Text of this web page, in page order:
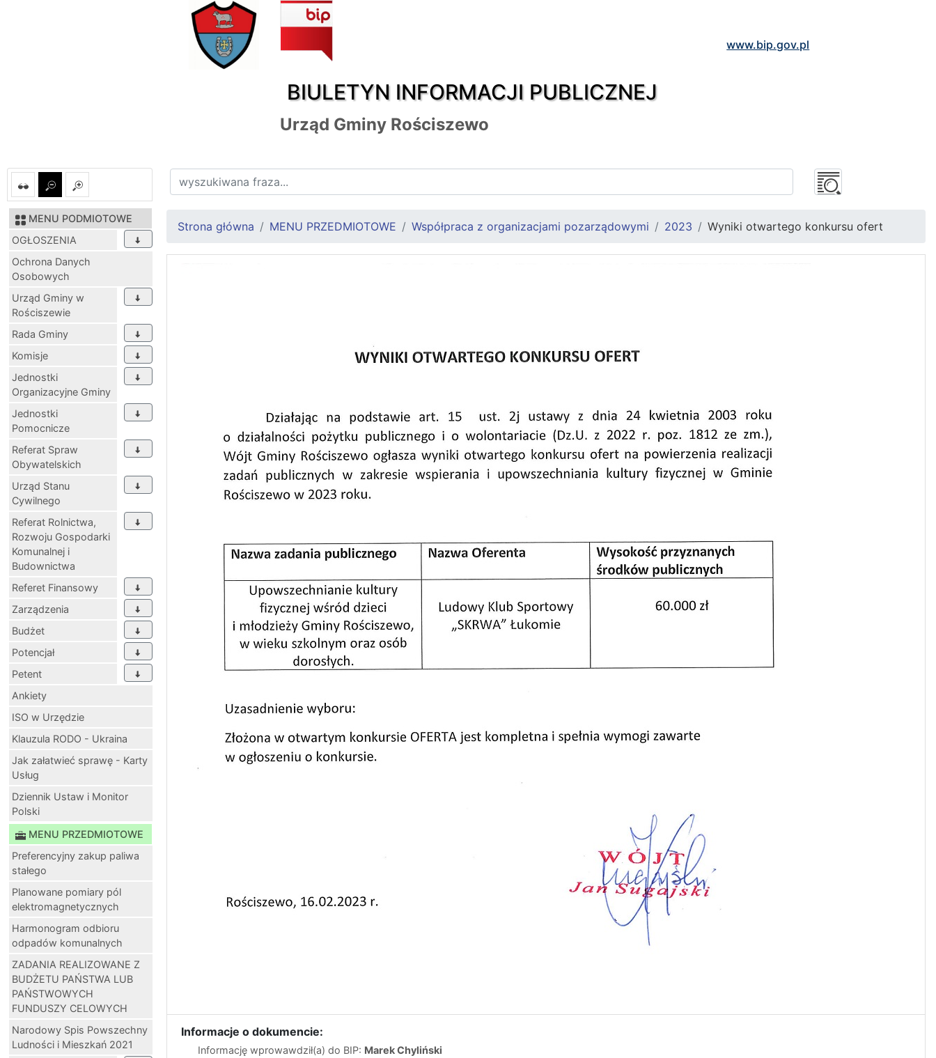
BIULETYN INFORMACJI PUBLICZNEJ
www.bip.gov.pl
Urząd Gminy Rościszewo
MENU PODMIOTOWE
OGŁOSZENIA
Ochrona Danych
Osobowych
Urząd Gminy w
Rościszewie
Rada Gminy
Komisje
Jednostki
Organizacyjne Gminy
Jednostki
Pomocnicze
Referat Spraw
Obywatelskich
Urząd Stanu
Cywilnego
Referat Rolnictwa,
Rozwoju Gospodarki
Komunalnej i
Budownictwa
Referet Finansowy
Zarządzenia
Budżet
Potencjał
Petent
Ankiety
ISO w Urzędzie
Klauzula RODO - Ukraina
Jak załatwieć sprawę - Karty
Usług
Dziennik Ustaw i Monitor
Polski
MENU PRZEDMIOTOWE
Preferencyjny zakup paliwa
stałego
Planowane pomiary pól
elektromagnetycznych
Harmonogram odbioru
odpadów komunalnych
ZADANIA REALIZOWANE Z
BUDŻETU PAŃSTWA LUB
PAŃSTWOWYCH
FUNDUSZY CELOWYCH
Narodowy Spis Powszechny
Ludności i Mieszkań 2021
Strona główna MENU PRZEDMIOTOWE Współpraca z organizacjami pozarządowymi 2023 Wyniki otwartego konkursu ofert
Informacje o dokumencie:
Informację wprowawdził(a) do BIP: Marek Chyliński